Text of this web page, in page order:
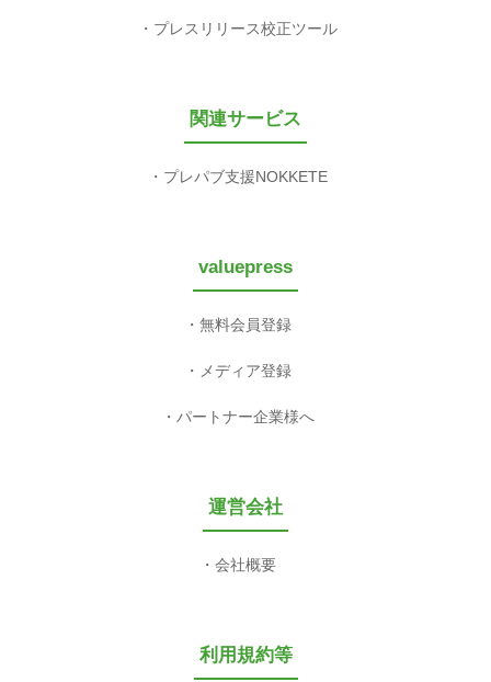
プレスリリース校正ツール
関連サービス
プレパブ支援NOKKETE
valuepress
無料会員登録
メディア登録
パートナー企業様へ
運営会社
会社概要
利用規約等